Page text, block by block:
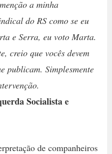
a minha
do RS como se eu
e Serra, eu voto Marta.
creio que vocês devem
publicam. Simplesmente
Socialista e
de companheiros